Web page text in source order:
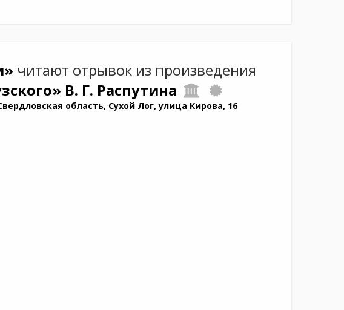
читают отрывок из произведения
В. Г. Распутина
область, Сухой Лог, улица Кирова, 16